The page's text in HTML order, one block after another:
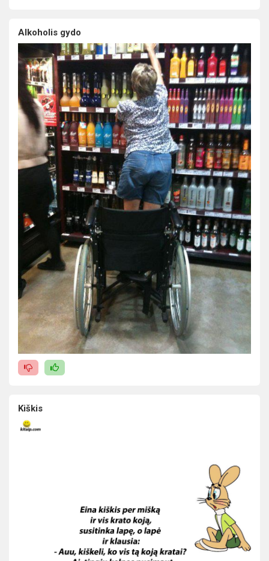
Alkoholis gydo
Kiškis